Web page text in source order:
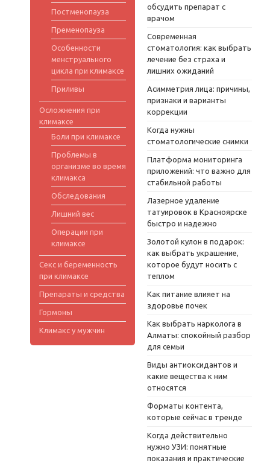
Постменопауза
Пременопауза
Особенности
менструального
цикла при климаксе
Приливы
Осложнения при
климаксе
Боли при климаксе
Проблемы в
организме во время
климакса
Обследования
Лишний вес
Операции при
климаксе
Секс и беременность
при климаксе
Препараты и средства
Гормоны
Климакс у мужчин
обсудить препарат с
врачом
Современная
стоматология: как выбрать
лечение без страха и
лишних ожиданий
Асимметрия лица: причины,
признаки и варианты
коррекции
Когда нужны
стоматологические снимки
Платформа мониторинга
приложений: что важно для
стабильной работы
Лазерное удаление
татуировок в Красноярске
быстро и надежно
Золотой кулон в подарок:
как выбрать украшение,
которое будут носить с
теплом
Как питание влияет на
здоровье почек
Как выбрать нарколога в
Алматы: спокойный разбор
для семьи
Виды антиоксидантов и
какие вещества к ним
относятся
Форматы контента,
которые сейчас в тренде
Когда действительно
нужно УЗИ: понятные
показания и практические